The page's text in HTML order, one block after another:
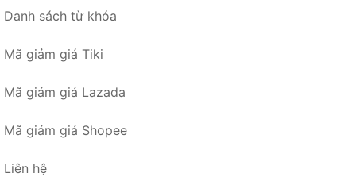
Danh sách từ khóa
Mã giảm giá Tiki
Mã giảm giá Lazada
Mã giảm giá Shopee
Liên hệ